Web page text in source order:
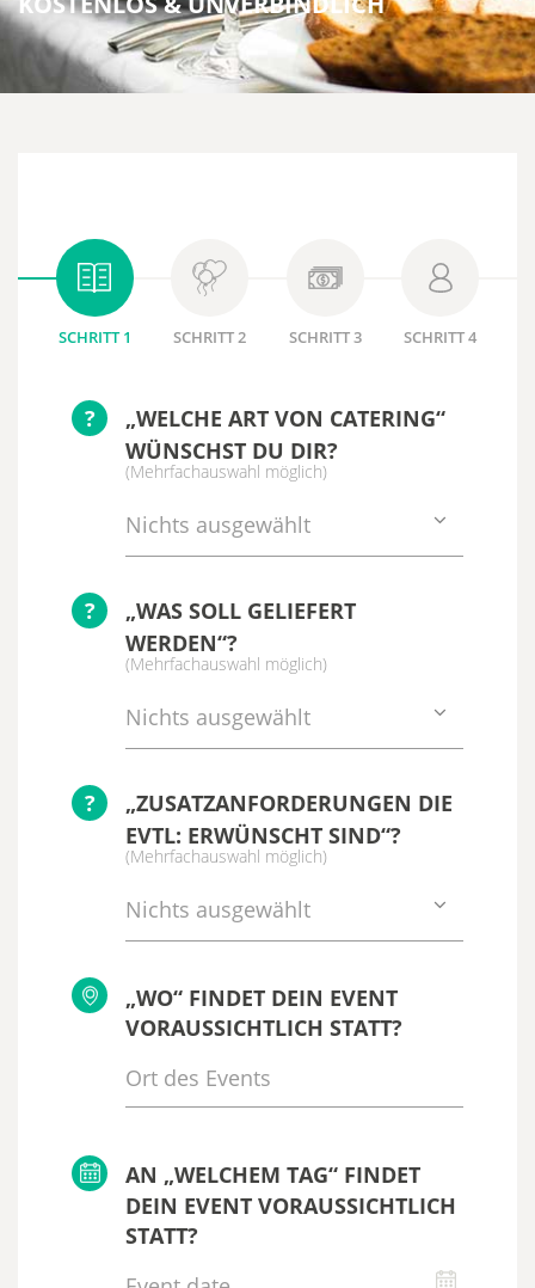
SCHRITT 1 SCHRITT 2 SCHRITT 3 SCHRITT 4
?
„WELCHE ART VON CATERING“
WÜNSCHST DU DIR?
(Mehrfachauswahl möglich)
Nichts ausgewählt
?
„WAS SOLL GELIEFERT
WERDEN“?
(Mehrfachauswahl möglich)
Nichts ausgewählt
?
„ZUSATZANFORDERUNGEN DIE
EVTL: ERWÜNSCHT SIND“?
(Mehrfachauswahl möglich)
Nichts ausgewählt
„WO“ FINDET DEIN EVENT
VORAUSSICHTLICH STATT?
AN „WELCHEM TAG“ FINDET
DEIN EVENT VORAUSSICHTLICH
STATT?